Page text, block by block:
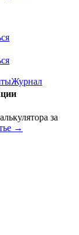
Журнал
за
→